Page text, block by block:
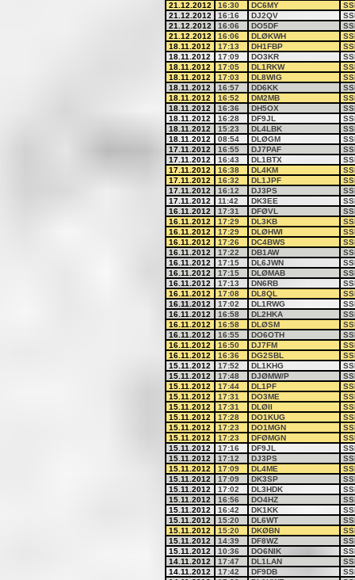
21.12.2012
16:30 DC6MY
21.12.2012
16:16 DJ2QV
21.12.2012
16:06 DO5DF
21.12.2012
16:06 DLØKWH
18.11.2012
17:13 DH1FBP
18.11.2012
17:09 DO3KR
18.11.2012
17:05 DL1RKW
18.11.2012
17:03 DL8WIG
18.11.2012
16:57 DD6KK
18.11.2012
16:52 DM2MB
18.11.2012
16:36 DH5OX
18.11.2012
16:28 DF9JL
18.11.2012
15:23 DL4LBK
18.11.2012
08:54 DLØGM
17.11.2012
16:55 DJ7PAF
17.11.2012
16:43 DL1BTX
17.11.2012
16:38 DL4KM
17.11.2012
16:32 DL1JPF
17.11.2012
16:12 DJ3PS
17.11.2012
11:42 DK3EE
16.11.2012
17:31 DFØVL
16.11.2012
17:29 DL3KB
16.11.2012
17:29 DLØHWI
16.11.2012
17:26 DC4BWS
16.11.2012
17:22 DB1AW
16.11.2012
17:15 DL6JWN
16.11.2012
17:15 DLØMAB
16.11.2012
17:13 DN6RB
16.11.2012
17:08 DL8QL
16.11.2012
17:02 DL1RWG
16.11.2012
16:58 DL2HKA
16.11.2012
16:58 DLØSM
16.11.2012
16:55 DO6OTH
16.11.2012
16:50 DJ7FM
16.11.2012
16:36 DG2SBL
15.11.2012
17:52 DL1KHG
15.11.2012
17:48 DJØMW/P
15.11.2012
17:44 DL1PF
15.11.2012
17:31 DO3ME
15.11.2012
17:31 DLØII
15.11.2012
17:28 DO1KUG
15.11.2012
17:23 DO1MGN
15.11.2012
17:23 DFØMGN
15.11.2012
17:16 DF9JL
15.11.2012
17:12 DJ3PS
15.11.2012
17:09 DL4ME
15.11.2012
17:09 DK3SP
15.11.2012
17:02 DL3HDK
15.11.2012
16:56 DO4HZ
15.11.2012
16:42 DK1KK
15.11.2012
15:20 DL6WT
15.11.2012
15:20 DKØBN
15.11.2012
14:39 DF8WZ
15.11.2012
10:36 DO6NIK
14.11.2012
17:47 DL1LAN
14.11.2012
17:42 DF9DB